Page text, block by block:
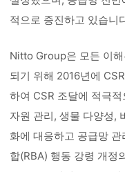
적으로 증진하고 있습니
Nitto Group은 모든 이
되기 위해 2016년에
하여 CSR 조달에 적극
자원 관리, 생물 다양성,
화에 대응하고 공급망
합(RBA) 행동 강령 개정